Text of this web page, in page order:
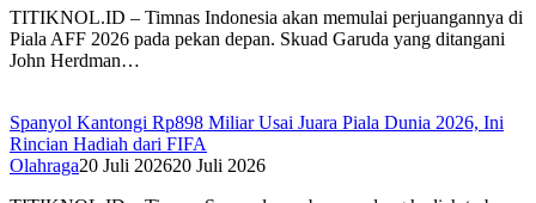
TITIKNOL.ID – Timnas Indonesia akan memulai perjuangannya di
Piala AFF 2026 pada pekan depan. Skuad Garuda yang ditangani
John Herdman…
Spanyol Kantongi Rp898 Miliar Usai Juara Piala Dunia 2026, Ini
Rincian Hadiah dari FIFA‎
Olahraga20 Juli 202620 Juli 2026